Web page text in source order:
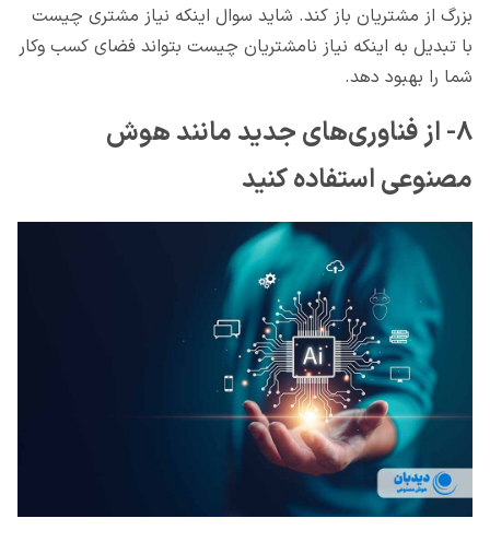
بزرگ از مشتریان باز کند. شاید سوال اینکه نیاز مشتری چیست
با تبدیل به اینکه نیاز نامشتریان چیست بتواند فضای کسب وکار
شما را بهبود دهد.
۸- از فناوری‌های جدید مانند هوش
مصنوعی استفاده کنید